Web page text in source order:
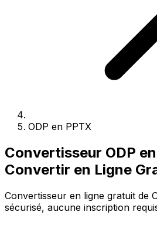
ODP en PPTX
Convertisseur ODP
Convertir en Ligne
Convertisseur en ligne gratuit de
sécurisé, aucune inscription